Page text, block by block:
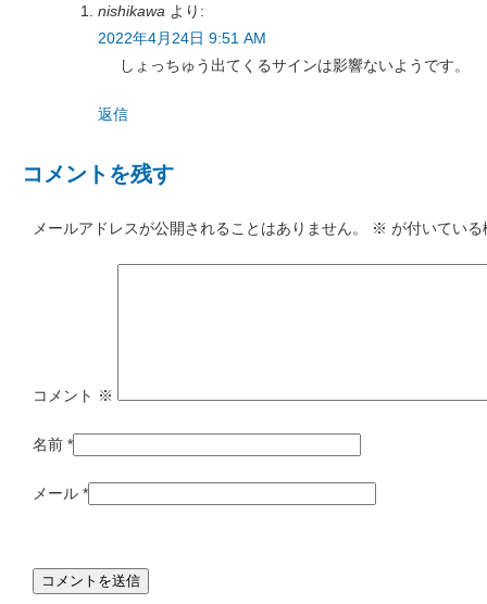
nishikawa より:
2022年4月24日 9:51 AM
しょっちゅう出てくるサインは影響ないようです。
返信
コメントを残す
メールアドレスが公開されることはありません。 ※ が付いてい
コメント ※
名前 *
メール *